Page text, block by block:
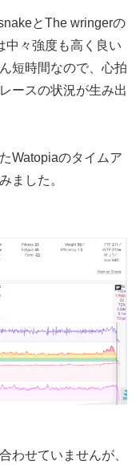
とThe wringerの
中々強度も高く良い
短時間なので、心拍
ースの状況が生み出
Watopiaのタイムア
ました。
わせていませんが、